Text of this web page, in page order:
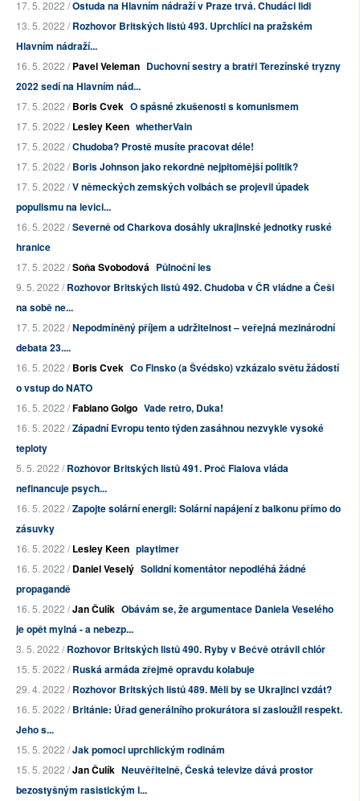
17. 5. 2022 /Ostuda na Hlavním nádraží v Praze trvá. Chudáci lidi
13. 5. 2022 /Rozhovor Britských listů 493. Uprchlíci na pražském
Hlavním nádraží...
16. 5. 2022 /Pavel Veleman Duchovní sestry a bratři Terezínské tryzny
2022 sedí na Hlavním nád...
17. 5. 2022 /Boris Cvek O spásné zkušenosti s komunismem
17. 5. 2022 /Lesley Keen whetherVain
17. 5. 2022 /Chudoba? Prostě musíte pracovat déle!
17. 5. 2022 /Boris Johnson jako rekordně nejpitomější politik?
17. 5. 2022 /V německých zemských volbách se projevil úpadek
populismu na levici...
16. 5. 2022 /Severně od Charkova dosáhly ukrajinské jednotky ruské
hranice
17. 5. 2022 /Soňa Svobodová Půlnoční les
9. 5. 2022 /Rozhovor Britských listů 492. Chudoba v ČR vládne a Češi
na sobě ne...
17. 5. 2022 /Nepodmíněný příjem a udržitelnost – veřejná mezinárodní
debata 23....
16. 5. 2022 /Boris Cvek Co Finsko (a Švédsko) vzkázalo světu žádostí
o vstup do NATO
16. 5. 2022 /Fabiano Golgo Vade retro, Duka!
16. 5. 2022 /Západní Evropu tento týden zasáhnou nezvykle vysoké
teploty
5. 5. 2022 /Rozhovor Britských listů 491. Proč Fialova vláda
nefinancuje psych...
16. 5. 2022 /Zapojte solární energii: Solární napájení z balkonu přímo do
zásuvky
16. 5. 2022 /Lesley Keen playtimer
16. 5. 2022 /Daniel Veselý Solidní komentátor nepodléhá žádné
propagandě
16. 5. 2022 /Jan Čulík Obávám se, že argumentace Daniela Veselého
je opět mylná - a nebezp...
3. 5. 2022 /Rozhovor Britských listů 490. Ryby v Bečvě otrávil chlór
15. 5. 2022 /Ruská armáda zřejmě opravdu kolabuje
29. 4. 2022 /Rozhovor Britských listů 489. Měli by se Ukrajinci vzdát?
16. 5. 2022 /Británie: Úřad generálního prokurátora si zasloužil respekt.
Jeho s...
15. 5. 2022 /Jak pomoci uprchlickým rodinám
15. 5. 2022 /Jan Čulík Neuvěřitelně, Česká televize dává prostor
bezostyšným rasistickým l...